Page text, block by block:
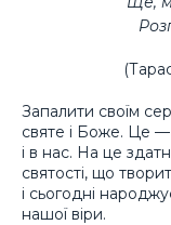
Запалити своїм
святе і Боже. Це —
і в нас. На це
святості, що
і сьогодні
нашої віри.